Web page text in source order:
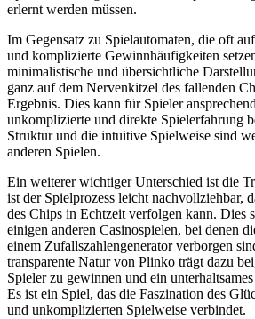
erlernt werden müssen.
Im Gegensatz zu Spielautomaten, die oft
und komplizierte Gewinnhäufigkeiten
minimalistische und übersichtliche
ganz auf dem Nervenkitzel des fallenden
Ergebnis. Dies kann für Spieler
unkomplizierte und direkte Spielerfahrung
Struktur und die intuitive Spielweise sind
anderen Spielen.
Ein weiterer wichtiger Unterschied ist die
ist der Spielprozess leicht nachvollziehbar,
des Chips in Echtzeit verfolgen kann. Dies
einigen anderen Casinospielen, bei denen
einem Zufallszahlengenerator verborgen
transparente Natur von Plinko trägt dazu
Spieler zu gewinnen und ein
Es ist ein Spiel, das die Faszination des
und unkomplizierten Spielweise verbindet.